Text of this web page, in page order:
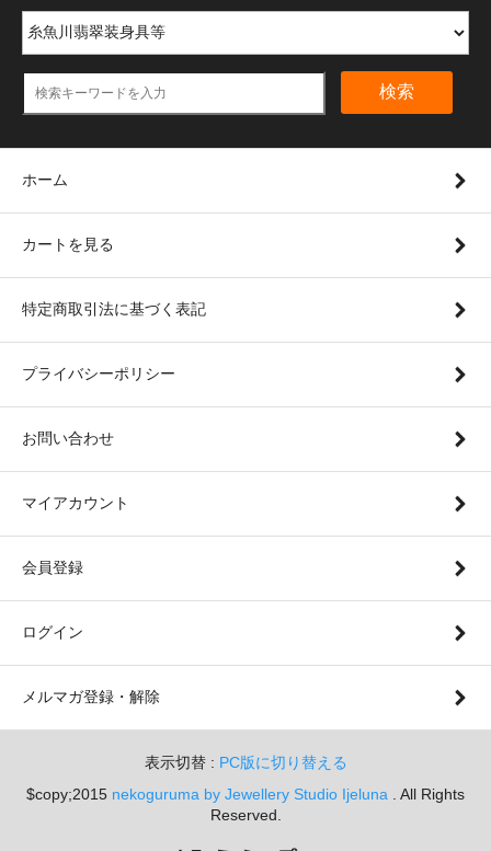
検索
ホーム
カートを見る
特定商取引法に基づく表記
プライバシーポリシー
お問い合わせ
マイアカウント
会員登録
ログイン
メルマガ登録・解除
表示切替 : PC版に切り替える
$copy;2015 nekoguruma by Jewellery Studio Ijeluna . All Rights
Reserved.